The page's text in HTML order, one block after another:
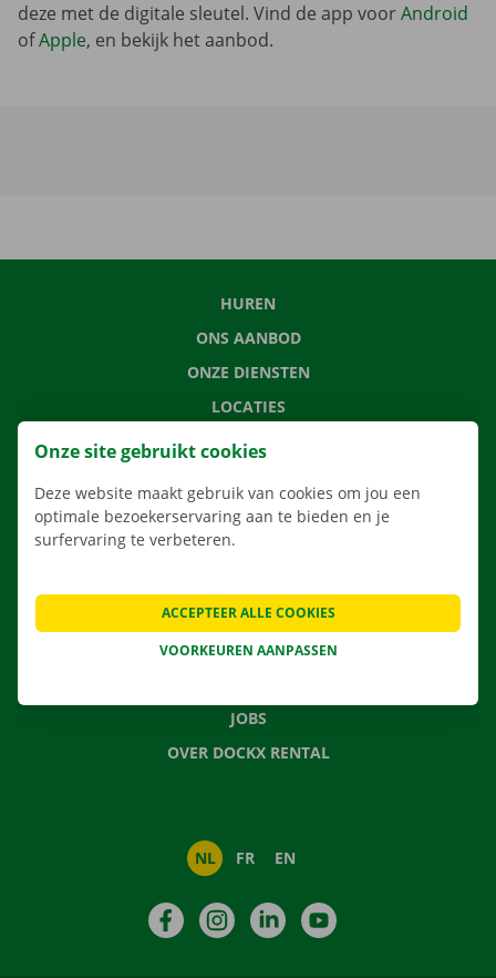
deze met de digitale sleutel. Vind de app voorAndroid
ofApple, en bekijk het aanbod.
HUREN
ONS AANBOD
ONZE DIENSTEN
LOCATIES
APP
VEELGESTELDE VRAGEN
NIEUWS
JOBS
OVER DOCKX RENTAL
NL FR EN
FacebookInstagramLinkedIn
Onze site gebruikt cookies
Deze website maakt gebruik van cookies om jou een
optimale bezoekerservaring aan te bieden en je
surfervaring te verbeteren.
VOORKEUREN AANPASSEN
ACCEPTEER ALLE COOKIES